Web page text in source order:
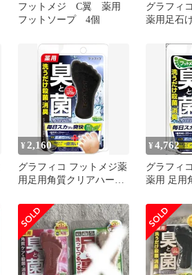
フットメジ C翼 薬用
フットソープ 4個
グラフィ
薬用足石
[4743] メ
¥ 2,160
グラフィコ フットメジ薬
用足用角質クリアハーブ
鹸 60g
¥4,762
グラフィ
薬用 足用
０ｇ ×